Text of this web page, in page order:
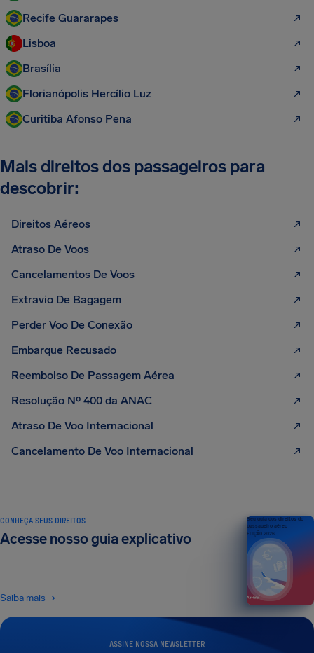
Recife Guararapes
Lisboa
Brasília
Florianópolis Hercílio Luz
Curitiba Afonso Pena
Mais direitos dos passageiros para
descobrir:
Direitos Aéreos
Atraso De Voos
Cancelamentos De Voos
Extravio De Bagagem
Perder Voo De Conexão
Embarque Recusado
Reembolso De Passagem Aérea
Resolução Nº 400 da ANAC
Atraso De Voo Internacional
Cancelamento De Voo Internacional
ASSINE NOSSA NEWSLETTER
CONHEÇA SEUS DIREITOS
Acesse nosso guia explicativo
Saiba mais
Seu guia dos direitos do
passageiro aéreo
EDIÇÃO 2026